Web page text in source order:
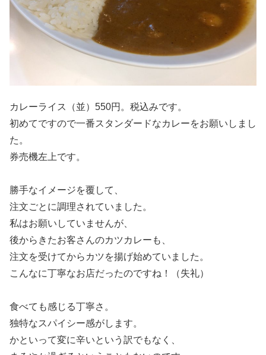
カレーライス（並）550円。税込みです。
初めてですので一番スタンダードなカレーをお願いしまし
た。
券売機左上です。
勝手なイメージを覆して、
注文ごとに調理されていました。
私はお願いしていませんが、
後からきたお客さんのカツカレーも、
注文を受けてからカツを揚げ始めていました。
こんなに丁寧なお店だったのですね！（失礼）
食べても感じる丁寧さ。
独特なスパイシー感がします。
かといって変に辛いという訳でもなく、